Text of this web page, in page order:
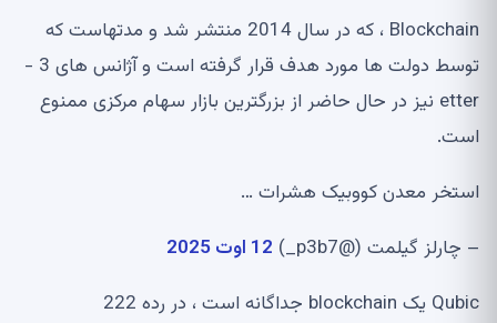
Blockchain ، که در سال 2014 منتشر شد و مدتهاست که
توسط دولت ها مورد هدف قرار گرفته است و آژانس های 3 -
etter نیز در حال حاضر از بزرگترین بازار سهام مرکزی ممنوع
است.
استخر معدن کووبیک هشرات …
– چارلز گیلمت (@p3b7_)
12 اوت 2025
Qubic یک blockchain جداگانه است ، در رده 222